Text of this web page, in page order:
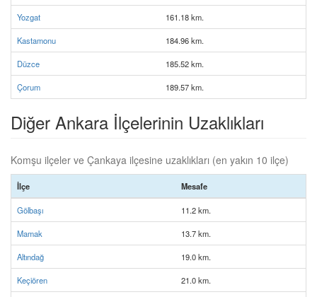
Yozgat 161.18 km.
Kastamonu 184.96 km.
Düzce 185.52 km.
Çorum 189.57 km.
Diğer Ankara İlçelerinin Uzaklıkları
Komşu ilçeler ve Çankaya ilçesine uzaklıkları (en yakın 10 ilçe)
İlçe Mesafe
Gölbaşı 11.2 km.
Mamak 13.7 km.
Altındağ 19.0 km.
Keçiören 21.0 km.